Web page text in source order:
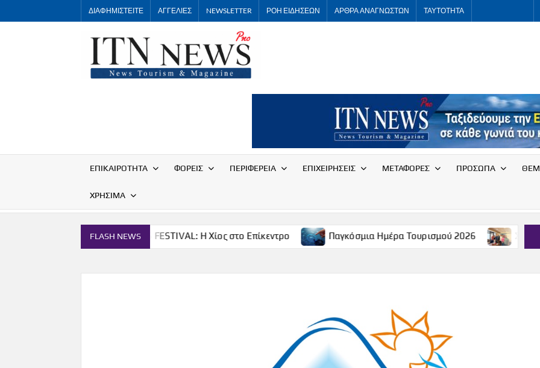
to
ΔΙΑΦΗΜΙΣΤΕΙΤΕ ΑΓΓΕΛΙΕΣ NEWSLETTER ΡΟΗ ΕΙΔΗΣΕΩΝ ΑΡΘΡΑ ΑΝΑΓΝΩΣΤΩΝ ΤΑΥΤΟΤΗΤΑ
News
ΕΠΙΚΑΙΡΟΤΗΤΑ ΦΟΡΕΙΣ ΠΕΡΙΦΕΡΕΙΑ ΕΠΙΧΕΙΡΗΣΕΙΣ ΜΕΤΑΦΟΡΕΣ ΠΡΟΣΩΠΑ
ΧΡΗΣΙΜΑ
FLASH NEWS
THE CHIOS FESTIVAL: Η Χίος στο Επίκεντρο Παγκόσμια Ημέρα Τουρισμού 2026 Συνάντηση του